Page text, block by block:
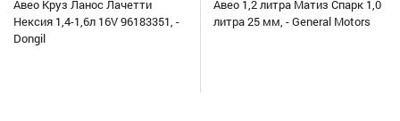
Авео Круз Ланос Лачетти
Нексия 1,4-1,6л 16V 96183351, -
Dongil
Авео 1,2 литра Матиз Спарк 1,0
литра 25 мм, - General Motors